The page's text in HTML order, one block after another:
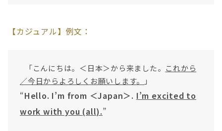
【カジュアル】例文：
「こんにちは。＜日本＞から来ました。 これから
／今日からよろしくお願いします。
」
“Hello. I’m from ＜Japan＞. I’m excited to
work with you (all).”